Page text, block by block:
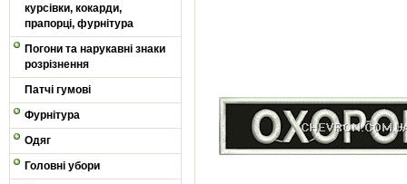
курсівки, кокарди,
прапорці, фурнітура
Погони та нарукавні знаки
розрізнення
Патчі гумові
Фурнітура
Одяг
Головні убори